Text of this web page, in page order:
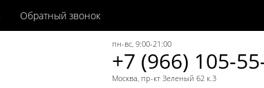
Обратный звонок
пн-вс, 9:00-21:00
+7 (966) 105-
Москва, пр-кт Зеленый 62 к.3